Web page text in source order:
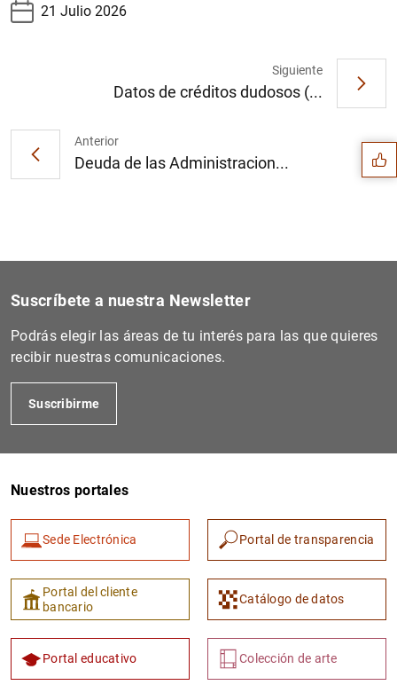
21 Julio 2026
Anterior
Deuda de las Administracion...
Siguiente
Datos de créditos dudosos (... Sugerencias
Suscríbete a nuestra Newsletter
Podrás elegir las áreas de tu interés para las que quieres
recibir nuestras comunicaciones.
Suscribirme
Nuestros portales
Sede Electrónica Portal de transparencia
Portal del cliente
bancario
Catálogo de datos
Portal educativo Colección de arte